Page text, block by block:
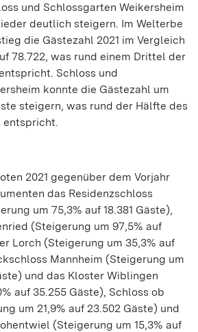
und Schlossgarten Weikersheim
deutlich steigern. Im Welterbe
die Gästezahl 2021 im Vergleich
78.722, was rund einem Drittel der
Schloss und
konnte die Gästezahl um
steigern, was rund der Hälfte des
entspricht.
2021 gegenüber dem Vorjahr
das Residenzschloss
um 75,3% auf 18.381 Gäste),
(Steigerung um 97,5% auf
Lorch (Steigerung um 35,3% auf
Mannheim (Steigerung um
und das Kloster Wiblingen
auf 35.255 Gäste), Schloss ob
um 21,9% auf 23.502 Gäste) und
(Steigerung um 15,3% auf